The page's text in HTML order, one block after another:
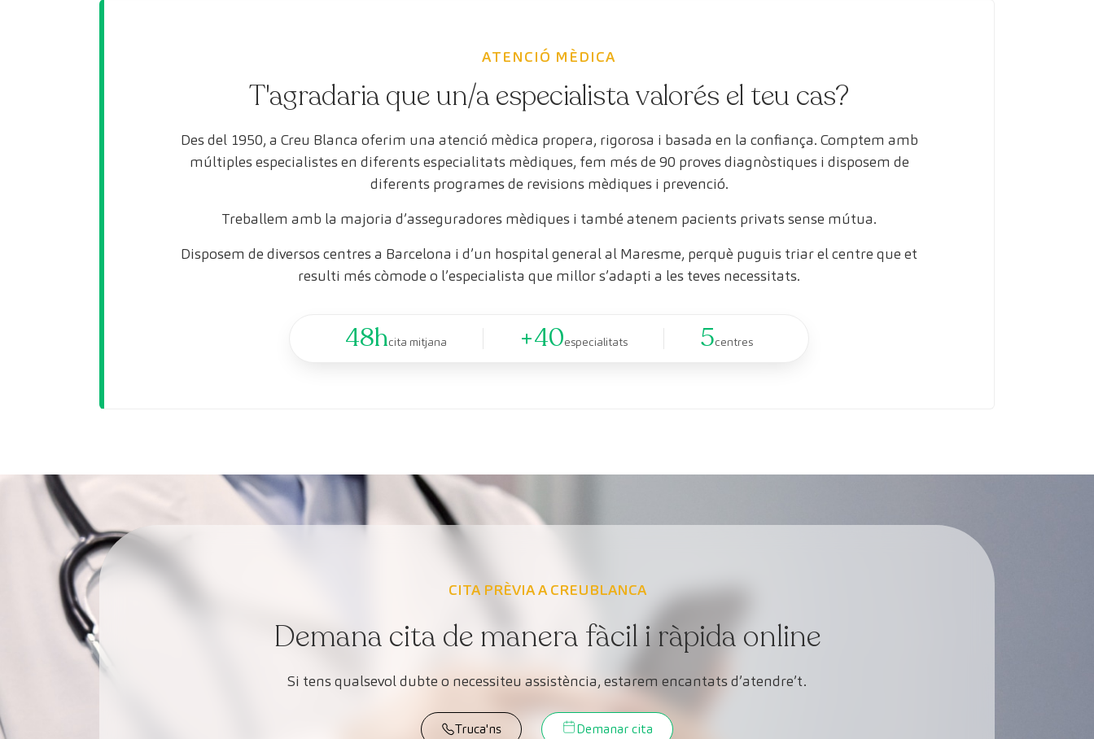
ATENCIÓ MÈDICA
T'agradaria que un/a especialista valorés el teu cas?
Des del 1950, a Creu Blanca oferim una atenció mèdica propera, rigorosa i basada en la confiança. Comptem amb
múltiples especialistes en diferents especialitats mèdiques, fem més de 90 proves diagnòstiques i disposem de
diferents programes de revisions mèdiques i prevenció.
Treballem amb la majoria d’asseguradores mèdiques i també atenem pacients privats sense mútua.
Disposem de diversos centres a Barcelona i d’un hospital general al Maresme, perquè puguis triar el centre que et
resulti més còmode o l’especialista que millor s’adapti a les teves necessitats.
48hcita mitjana +40especialitats 5centres
CITA PRÈVIA A CREUBLANCA
Demana cita de manera fàcil i ràpida online
Si tens qualsevol dubte o necessiteu assistència, estarem encantats d’atendre’t.
Truca'ns Demanar cita